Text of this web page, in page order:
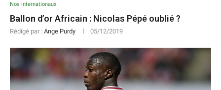
Nos internationaux
Ballon d’or Africain : Nicolas Pépé oublié ?
Rédigé par : Ange Purdy 05/12/2019